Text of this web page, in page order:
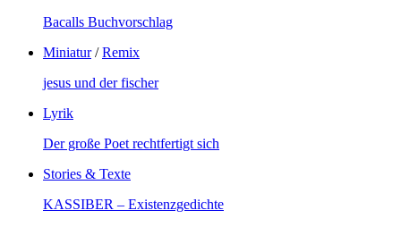
Bacalls Buchvorschlag
Miniatur/Remix
jesus und der fischer
Lyrik
Der große Poet rechtfertigt sich
Stories & Texte
KASSIBER – Existenzgedichte